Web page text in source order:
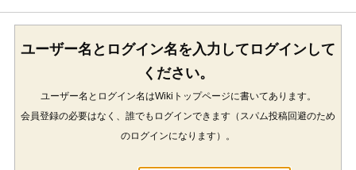
ユーザー名とログイン名を入力してログインして
ください。
ユーザー名とログイン名はWikiトップページに書いてあります。
会員登録の必要はなく、誰でもログインできます（スパム投稿回避のため
のログインになります）。